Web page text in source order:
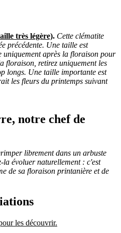
très légère). Cette clématite
précédente. Une taille est
uniquement après la floraison pour
floraison, retirez uniquement les
longs. Une taille importante est
les fleurs du printemps suivant
notre chef de
librement dans un arbuste
la évoluer naturellement : c'est
de sa floraison printanière et de
les découvrir.